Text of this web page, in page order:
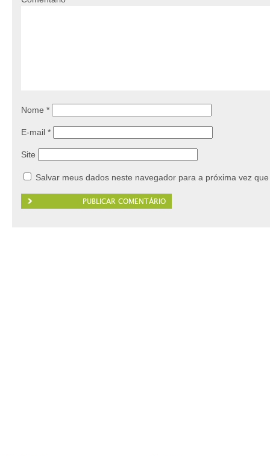
Nome *
E-mail *
Site
Salvar meus dados neste navegador para a próxima vez